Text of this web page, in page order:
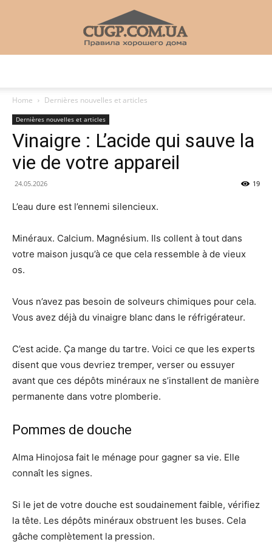
Home Dernières nouvelles et articles
Dernières nouvelles et articles
Vinaigre : L’acide qui sauve la
vie de votre appareil
24.05.2026 19
L’eau dure est l’ennemi silencieux.
Minéraux. Calcium. Magnésium. Ils collent à tout dans
votre maison jusqu’à ce que cela ressemble à de vieux
os.
Vous n’avez pas besoin de solveurs chimiques pour cela.
Vous avez déjà du vinaigre blanc dans le réfrigérateur.
C’est acide. Ça mange du tartre. Voici ce que les experts
disent que vous devriez tremper, verser ou essuyer
avant que ces dépôts minéraux ne s’installent de manière
permanente dans votre plomberie.
Pommes de douche
Alma Hinojosa fait le ménage pour gagner sa vie. Elle
connaît les signes.
Si le jet de votre douche est soudainement faible, vérifiez
la tête. Les dépôts minéraux obstruent les buses. Cela
gâche complètement la pression.